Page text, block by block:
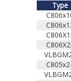
Type